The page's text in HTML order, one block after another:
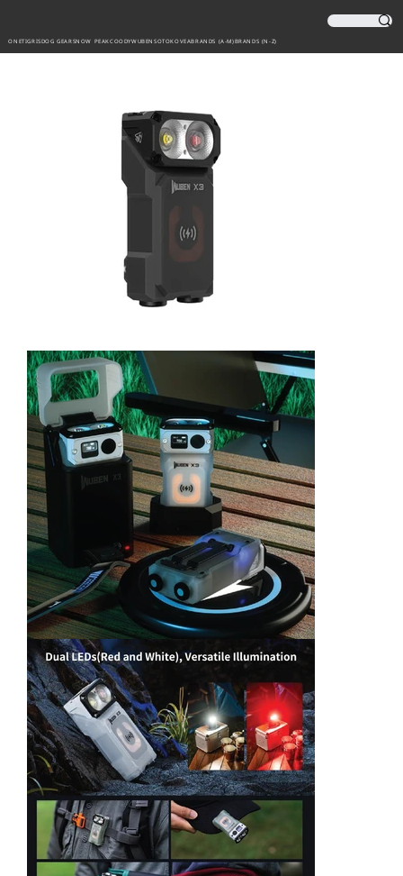
ONETIGRISDOG GEARSNOW PEAKCOODYWUBENSOTOKOVEABRANDS (A-M)BRANDS (N-Z)